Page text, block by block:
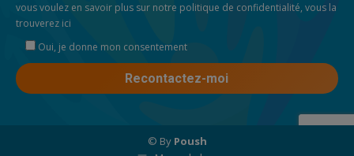
vous voulez en savoir plus sur notre politique de confidentialité, vous la
trouverez ici
Oui, je donne mon consentement
© By Poush